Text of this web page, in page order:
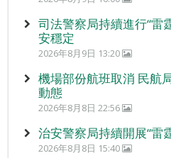
司法警察局持續進行“雷
安穩定
2026年8月9日 13:20
機場部份航班取消 民航
動態
2026年8月8日 22:56
治安警察局持續開展“雷
2026年8月8日 15:40